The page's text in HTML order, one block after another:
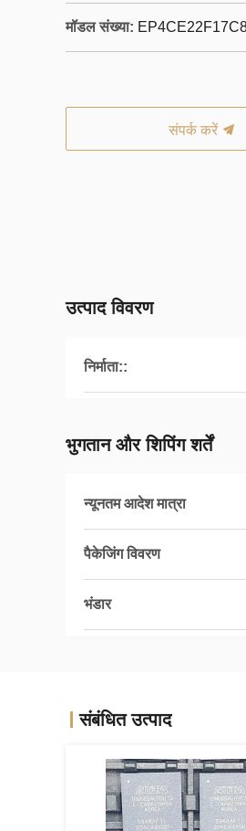
मॉडल संख्या:
संपर्क करें
उत्पाद विवरण
निर्माता::
भुगतान और शिपिंग शर्तें
न्यूनतम आदेश मात्रा
पैकेजिंग विवरण
भंडार
संबंधित उत्पाद